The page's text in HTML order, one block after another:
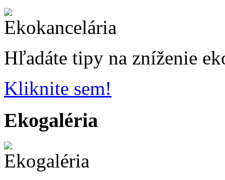
Hľadáte tipy na zníženie
Kliknite sem!
Ekogaléria